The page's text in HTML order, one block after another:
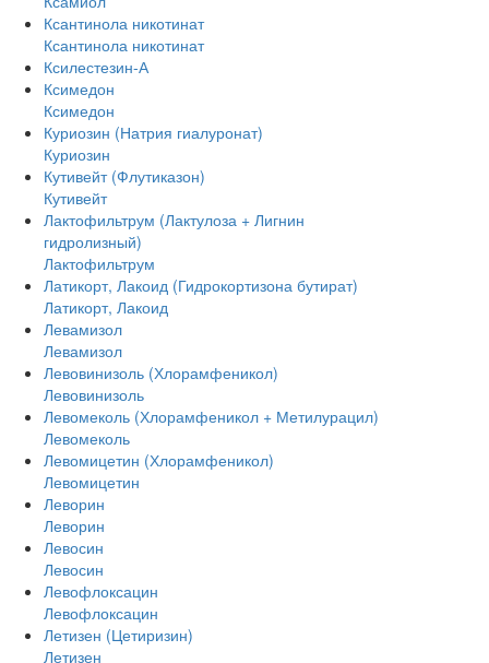
Ксантинола никотинат
Ксантинола никотинат
Ксилестезин-А
Ксимедон
Ксимедон
Куриозин (Натрия гиалуронат)
Куриозин
Кутивейт (Флутиказон)
Кутивейт
Лактофильтрум (Лактулоза + Лигнин
гидролизный)
Лактофильтрум
Латикорт, Лакоид (Гидрокортизона бутират)
Латикорт, Лакоид
Левамизол
Левамизол
Левовинизоль (Хлорамфеникол)
Левовинизоль
Левомеколь (Хлорамфеникол + Метилурацил)
Левомеколь
Левомицетин (Хлорамфеникол)
Левомицетин
Леворин
Леворин
Левосин
Левосин
Левофлоксацин
Левофлоксацин
Летизен (Цетиризин)
Летизен